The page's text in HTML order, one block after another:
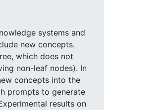
systems and
new concepts.
which does not
non-leaf nodes). In
concepts into the
prompts to generate
results on